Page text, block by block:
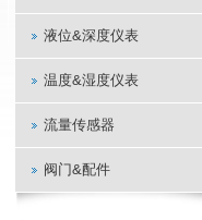
液位&深度仪表
温度&湿度仪表
流量传感器
阀门&配件